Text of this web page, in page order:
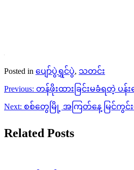
Posted in ပျော်ပွဲရွှင်ပွဲ, သတင်း
Post
navigation
Previous: တန်ဖိုးထားခြင်းမခံရတဲ့ ပန်း
Next: စစ်တွေမြို့ အကြတ်နေ့ မြင်ကွင်းမ
Related Posts